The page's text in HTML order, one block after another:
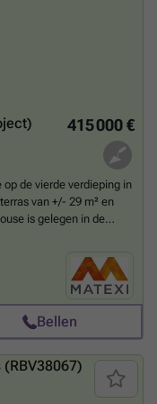
415 000 €
de vierde verdieping in
van +/- 29 m² en
is gelegen in de
recent aangelegde
een gevarieerd
je een huis met een
groot terras? De
zijn alvast klaar voor de
van collectieve
manier uit de bodem
Bellen